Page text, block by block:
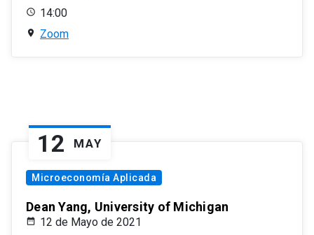
14:00
Zoom
12 MAY
Microeconomía Aplicada
Dean Yang, University of Michigan
12 de Mayo de 2021